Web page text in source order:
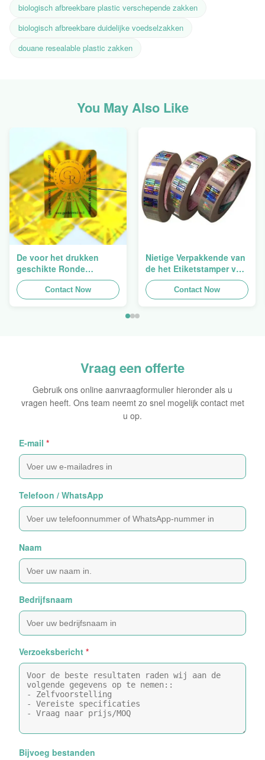
biologisch afbreekbare plastic verschepende zakken
biologisch afbreekbare duidelijke voedselzakken
douane resealable plastic zakken
You May Also Like
De voor het drukken
geschikte Ronde
Verpakkende
Holografische
Zelfklevende Bladen van
Contact Now
Nietige Verpakkende van
de het Etiketstamper van
de Hologramveiligheid
Duidelijke het
Hologramsticker Logo
Contact Now
Vraag een offerte
Gebruik ons online aanvraagformulier hieronder als u
vragen heeft. Ons team neemt zo snel mogelijk contact met
u op.
E-mail *
Telefoon / WhatsApp
Naam
Bedrijfsnaam
Verzoeksbericht *
Bijvoeg bestanden